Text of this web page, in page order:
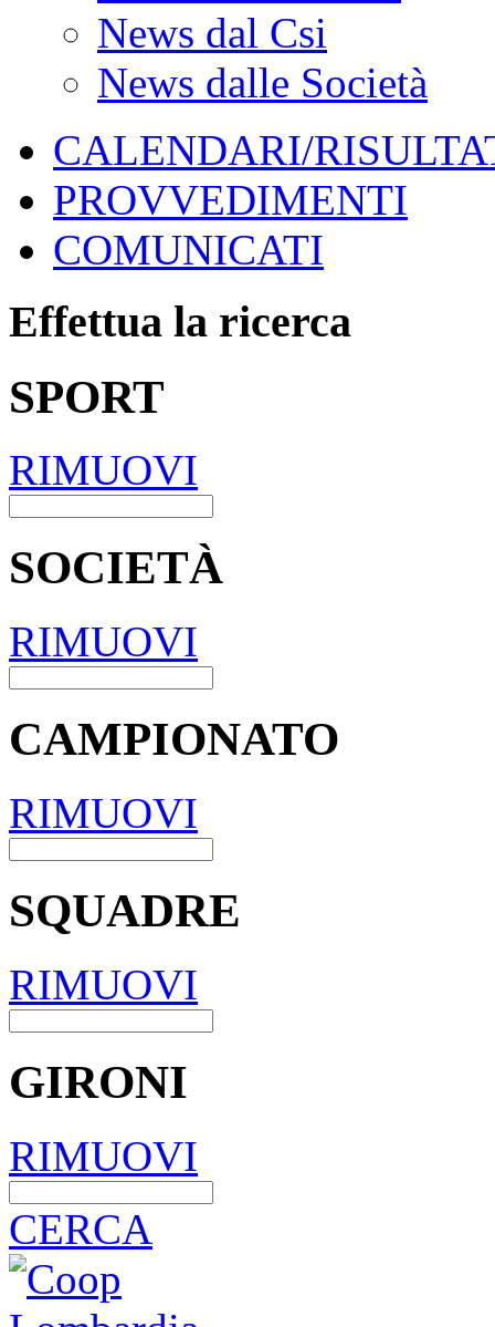
News dal Csi
News dalle Società
CALENDARI/
PROVVEDIMENTI
COMUNICATI
Effettua la ricerca
SPORT
RIMUOVI
SOCIETÀ
RIMUOVI
CAMPIONATO
RIMUOVI
SQUADRE
RIMUOVI
GIRONI
RIMUOVI
CERCA